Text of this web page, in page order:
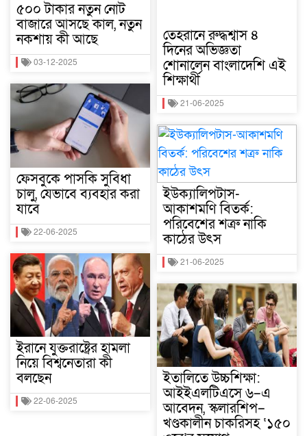
৫০০ টাকার নতুন নোট
বাজারে আসছে কাল, নতুন
নকশায় কী আছে
03-12-2025
ফেসবুকে পাসকি সুবিধা
চালু, যেভাবে ব্যবহার করা
যাবে
22-06-2025
ইরানে যুক্তরাষ্ট্রের হামলা
নিয়ে বিশ্বনেতারা কী
বলছেন
22-06-2025
তেহরানে রুদ্ধশ্বাস ৪
দিনের অভিজ্ঞতা
শোনালেন বাংলাদেশি এই
শিক্ষার্থী
21-06-2025
ইউক্যালিপটাস-
আকাশমণি বিতর্ক:
পরিবেশের শত্রু নাকি
কাঠের উৎস
21-06-2025
ইতালিতে উচ্চশিক্ষা:
আইইএলটিএসে ৬–এ
আবেদন, স্কলারশিপ–
খণ্ডকালীন চাকরিসহ ‘১৫০